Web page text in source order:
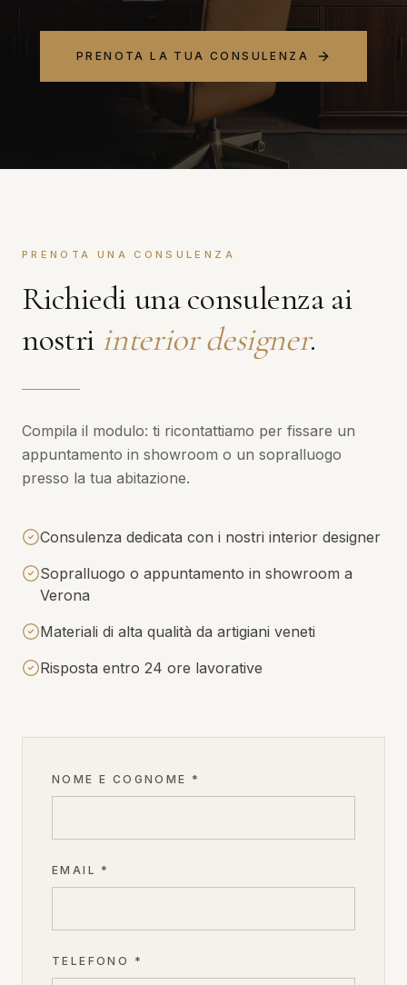
PRENOTA LA TUA CONSULENZA
PRENOTA UNA CONSULENZA
Richiedi una consulenza ai
nostri interior designer.
Compila il modulo: ti ricontattiamo per fissare un
appuntamento in showroom o un sopralluogo
presso la tua abitazione.
Consulenza dedicata con i nostri interior designer
Sopralluogo o appuntamento in showroom a
Verona
Materiali di alta qualità da artigiani veneti
Risposta entro 24 ore lavorative
NOME E COGNOME *
EMAIL *
TELEFONO *